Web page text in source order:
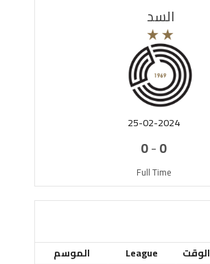
السد
25-02-2024
0
-
0
Full Time
الوقت League
الموسم